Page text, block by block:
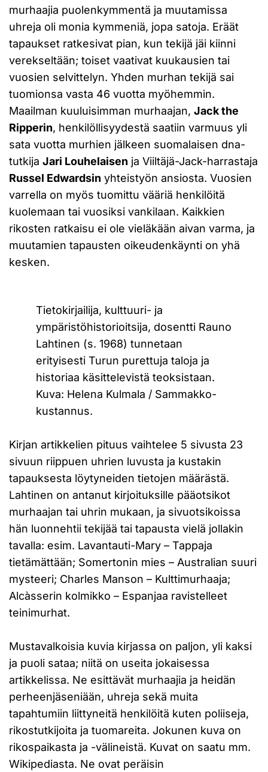
murhaajia puolenkymmentä ja muutamissa
uhreja oli monia kymmeniä, jopa satoja. Eräät
tapaukset ratkesivat pian, kun tekijä jäi kiinni
verekseltään; toiset vaativat kuukausien tai
vuosien selvittelyn. Yhden murhan tekijä sai
tuomionsa vasta 46 vuotta myöhemmin.
Maailman kuuluisimman murhaajan, Jack the
Ripperin, henkilöllisyydestä saatiin varmuus yli
sata vuotta murhien jälkeen suomalaisen dna-
tutkija Jari Louhelaisen ja Viiltäjä-Jack-harrastaja
Russel Edwardsin yhteistyön ansiosta. Vuosien
varrella on myös tuomittu vääriä henkilöitä
kuolemaan tai vuosiksi vankilaan. Kaikkien
rikosten ratkaisu ei ole vieläkään aivan varma, ja
muutamien tapausten oikeudenkäynti on yhä
kesken.
Tietokirjailija, kulttuuri- ja
ympäristöhistorioitsija, dosentti Rauno
Lahtinen (s. 1968) tunnetaan
erityisesti Turun purettuja taloja ja
historiaa käsittelevistä teoksistaan.
Kuva: Helena Kulmala / Sammakko-
kustannus.
Kirjan artikkelien pituus vaihtelee 5 sivusta 23
sivuun riippuen uhrien luvusta ja kustakin
tapauksesta löytyneiden tietojen määrästä.
Lahtinen on antanut kirjoituksille pääotsikot
murhaajan tai uhrin mukaan, ja sivuotsikoissa
hän luonnehtii tekijää tai tapausta vielä jollakin
tavalla: esim. Lavantauti-Mary – Tappaja
tietämättään; Somertonin mies – Australian suuri
mysteeri; Charles Manson – Kulttimurhaaja;
Alcàsserin kolmikko – Espanjaa ravistelleet
teinimurhat.
Mustavalkoisia kuvia kirjassa on paljon, yli kaksi
ja puoli sataa; niitä on useita jokaisessa
artikkelissa. Ne esittävät murhaajia ja heidän
perheenjäseniään, uhreja sekä muita
tapahtumiin liittyneitä henkilöitä kuten poliiseja,
rikostutkijoita ja tuomareita. Jokunen kuva on
rikospaikasta ja -välineistä. Kuvat on saatu mm.
Wikipediasta. Ne ovat peräisin